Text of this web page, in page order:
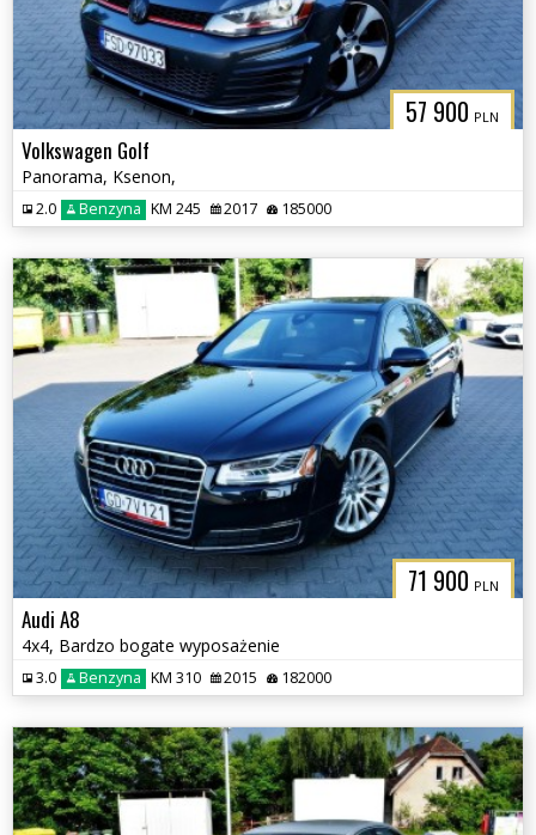
57 900 PLN
Volkswagen Golf
Panorama, Ksenon,
2.0 Benzyna KM 245 2017 185000
71 900 PLN
Audi A8
4x4, Bardzo bogate wyposażenie
3.0 Benzyna KM 310 2015 182000